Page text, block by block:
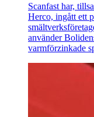
Scanfast har,
Herco, ingått ett
använder
varmförzinkade